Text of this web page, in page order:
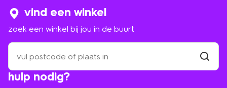
hulp nodig?
vind een winkel
zoek een winkel bij jou in de buurt
zoek
een
winkel
bij